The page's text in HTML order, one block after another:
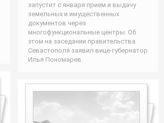
запустит с января прием и выдачу
земельных и имущественных
документов через
многофункциональные центры. Об
этом на заседании правительства
Севастополя заявил вице-губернатор
Илья Пономарев.